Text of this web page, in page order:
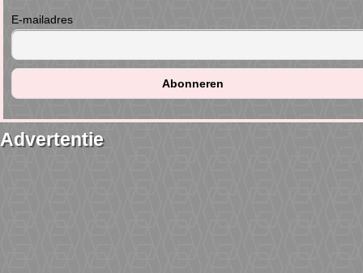
E-mailadres
Advertentie